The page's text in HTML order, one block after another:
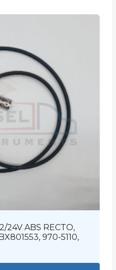
24V ABS RECTO,
970-5110,